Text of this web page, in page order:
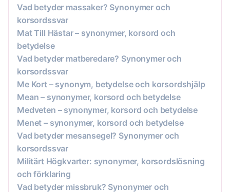
Vad betyder massaker? Synonymer och
korsordssvar
Mat Till Hästar – synonymer, korsord och
betydelse
Vad betyder matberedare? Synonymer och
korsordssvar
Me Kort – synonym, betydelse och korsordshjälp
Mean – synonymer, korsord och betydelse
Medveten – synonymer, korsord och betydelse
Menet – synonymer, korsord och betydelse
Vad betyder mesansegel? Synonymer och
korsordssvar
Militärt Högkvarter: synonymer, korsordslösning
och förklaring
Vad betyder missbruk? Synonymer och